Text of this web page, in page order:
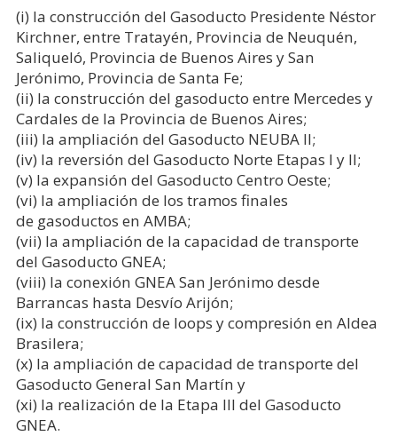
(i) la construcción del Gasoducto Presidente Néstor
Kirchner, entre Tratayén, Provincia de Neuquén,
Saliqueló, Provincia de Buenos Aires y San
Jerónimo, Provincia de Santa Fe;
(ii) la construcción del gasoducto entre Mercedes y
Cardales de la Provincia de Buenos Aires;
(iii) la ampliación del Gasoducto NEUBA II;
(iv) la reversión del Gasoducto Norte Etapas I y II;
(v) la expansión del Gasoducto Centro Oeste;
(vi) la ampliación de los tramos finales
de gasoductos en AMBA;
(vii) la ampliación de la capacidad de transporte
del Gasoducto GNEA;
(viii) la conexión GNEA San Jerónimo desde
Barrancas hasta Desvío Arijón;
(ix) la construcción de loops y compresión en Aldea
Brasilera;
(x) la ampliación de capacidad de transporte del
Gasoducto General San Martín y
(xi) la realización de la Etapa III del Gasoducto
GNEA.